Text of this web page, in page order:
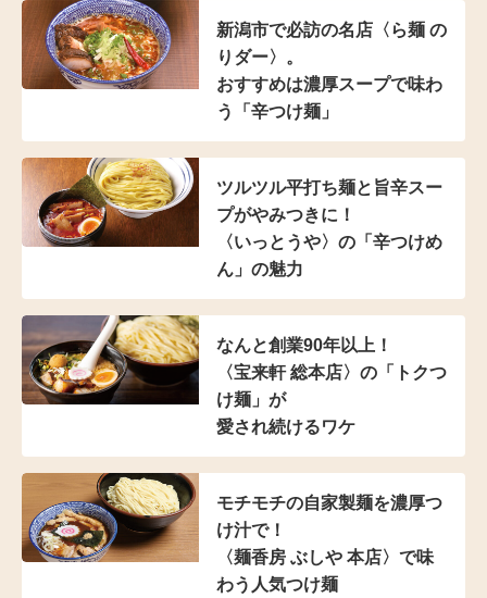
新潟市で必訪の名店 〈ら麺 の
りダー〉。
おすすめは濃厚スープで味わ
う「辛つけ麺」
ツルツル平打ち麺と 旨辛スー
プがやみつきに！
〈いっとうや〉の 「辛つけめ
ん」の魅力
なんと創業90年以上！
〈宝来軒 総本店〉の 「トクつ
け麺」が
愛され続けるワケ
モチモチの自家製麺を濃厚つ
け汁で！
〈麺香房 ぶしや 本店〉 で味
わう人気つけ麺